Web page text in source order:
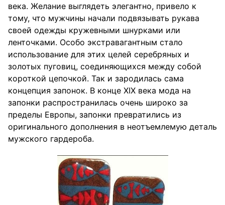
века. Желание выглядеть элегантно, привело к
тому, что мужчины начали подвязывать рукава
своей одежды кружевными шнурками или
ленточками. Особо экстравагантным стало
использование для этих целей серебряных и
золотых пуговиц, соединяющихся между собой
короткой цепочкой. Так и зародилась сама
концепция запонок. В конце XIX века мода на
запонки распространилась очень широко за
пределы Европы, запонки превратились из
оригинального дополнения в неотъемлемую деталь
мужского гардероба.